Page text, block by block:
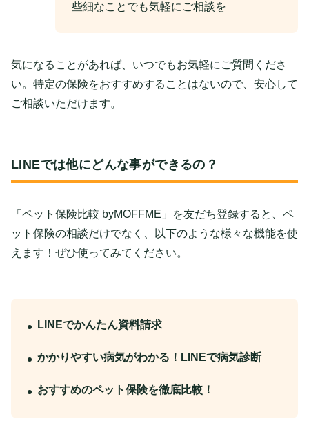
些細なことでも気軽にご相談を
気になることがあれば、いつでもお気軽にご質問くださ
い。特定の保険をおすすめすることはないので、安心して
ご相談いただけます。
LINEでは他にどんな事ができるの？
「ペット保険比較 byMOFFME」を友だち登録すると、ペ
ット保険の相談だけでなく、以下のような様々な機能を使
えます！ぜひ使ってみてください。
LINEでかんたん資料請求
かかりやすい病気がわかる！LINEで病気診断
おすすめのペット保険を徹底比較！